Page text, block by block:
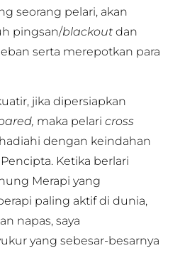
seorang pelari, akan
pingsan/blackout dan
serta merepotkan para
jika dipersiapkan
maka pelaricross
dengan keindahan
Ketika berlari
Merapi yang
paling aktif di dunia,
napas, saya
yang sebesar-besarnya